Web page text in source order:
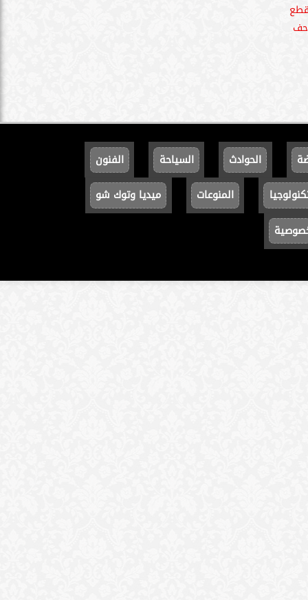
الحوادث السياحة
الفنون
المنوعات
ميديا وتوك شو